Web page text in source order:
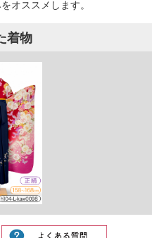
オススメします。
着物